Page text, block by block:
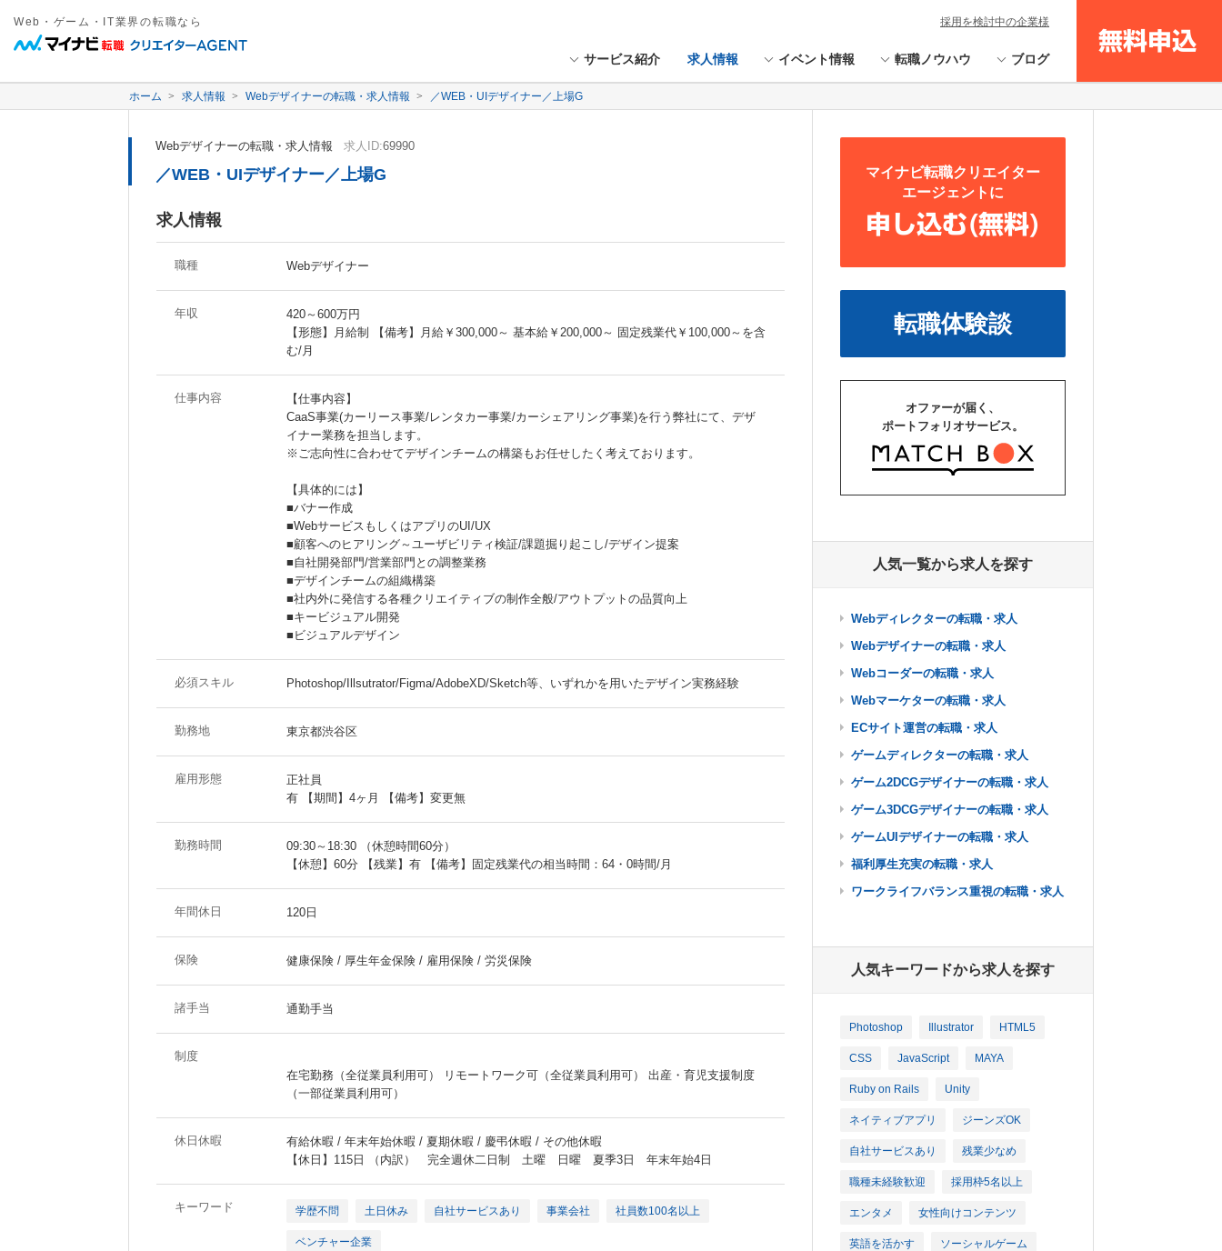
Web・ゲーム・IT業界の転職なら
サービス紹介 求人情報 イベント情報 転職ノウハウ ブログ
無料申込
採用を検討中の企業様
ホーム 求人情報 Webデザイナーの転職・求人情報 ／WEB・UIデザイナー／上場G
Webデザイナーの転職・求人情報 求人ID:69990
／WEB・UIデザイナー／上場G
求人情報
職種 Webデザイナー
年収
420～600万円
【形態】月給制 【備考】月給￥300,000～ 基本給￥200,000～ 固定残業代￥100,000～を含
む/月
仕事内容
【仕事内容】
CaaS事業(カーリース事業/レンタカー事業/カーシェアリング事業)を行う弊社にて、デザ
イナー業務を担当します。
※ご志向性に合わせてデザインチームの構築もお任せしたく考えております。
【具体的には】
■バナー作成
■WebサービスもしくはアプリのUI/UX
■顧客へのヒアリング～ユーザビリティ検証/課題掘り起こし/デザイン提案
■自社開発部門/営業部門との調整業務
■デザインチームの組織構築
■社内外に発信する各種クリエイティブの制作全般/アウトプットの品質向上
■キービジュアル開発
■ビジュアルデザイン
必須スキル Photoshop/Illsutrator/Figma/AdobeXD/Sketch等、いずれかを用いたデザイン実務経験
勤務地 東京都渋谷区
雇用形態
正社員
有 【期間】4ヶ月 【備考】変更無
勤務時間
09:30～18:30 （休憩時間60分）
【休憩】60分 【残業】有 【備考】固定残業代の相当時間：64・0時間/月
年間休日 120日
保険 健康保険 / 厚生年金保険 / 雇用保険 / 労災保険
諸手当 通勤手当
制度
在宅勤務（全従業員利用可） リモートワーク可（全従業員利用可） 出産・育児支援制度
（一部従業員利用可）
休日休暇
有給休暇 / 年末年始休暇 / 夏期休暇 / 慶弔休暇 / その他休暇
【休日】115日 （内訳） 完全週休二日制 土曜 日曜 夏季3日 年末年始4日
キーワード 学歴不問 土日休み 自社サービスあり 事業会社 社員数100名以上
ベンチャー企業
マイナビ転職クリエイター
エージェントに
申し込む(無料)
転職体験談
オファーが届く、
ポートフォリオサービス。
人気一覧から求人を探す
Webディレクターの転職・求人
Webデザイナーの転職・求人
Webコーダーの転職・求人
Webマーケターの転職・求人
ECサイト運営の転職・求人
ゲームディレクターの転職・求人
ゲーム2DCGデザイナーの転職・求人
ゲーム3DCGデザイナーの転職・求人
ゲームUIデザイナーの転職・求人
福利厚生充実の転職・求人
ワークライフバランス重視の転職・求人
人気キーワードから求人を探す
Photoshop Illustrator HTML5
CSS JavaScript MAYA
Ruby on Rails Unity
ネイティブアプリ ジーンズOK
自社サービスあり 残業少なめ
職種未経験歓迎 採用枠5名以上
エンタメ 女性向けコンテンツ
英語を活かす ソーシャルゲーム